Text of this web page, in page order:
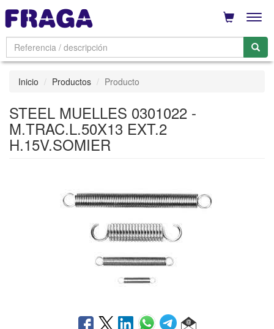
Inicio Productos Producto
STEEL MUELLES 0301022 -
M.TRAC.L.50X13 EXT.2
H.15V.SOMIER